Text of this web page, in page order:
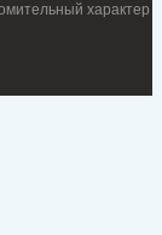
характер